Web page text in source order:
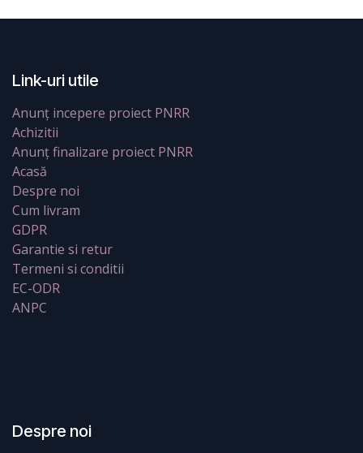
Link-uri utile
Anunț incepere proiect PNRR
Achizitii
Anunț finalizare proiect PNRR
Acasă
Despre noi
Cum livram
GDPR
Garantie si retur
Termeni si conditii
EC-ODR
ANPC
Despre noi